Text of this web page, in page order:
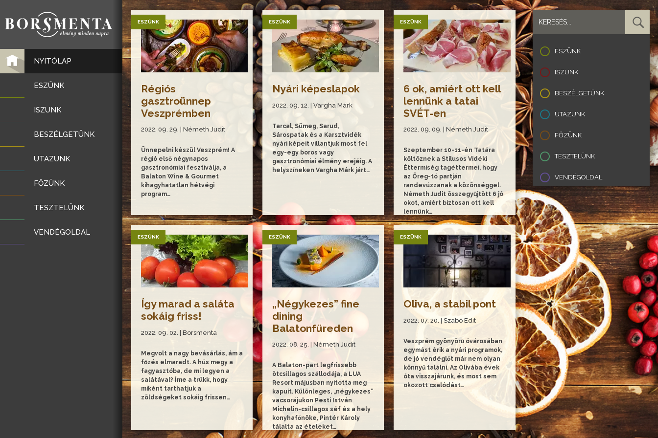
NYITÓLAP
ESZÜNK
ISZUNK
BESZÉLGETÜNK
UTAZUNK
FŐZÜNK
TESZTELÜNK
VENDÉGOLDAL
ESZÜNK
Régiós
gasztroünnep
Veszprémben
2022. 09. 29. | Németh Judit
Ünnepelni készül Veszprém! A
régió első négynapos
gasztronómiai fesztiválja, a
Balaton Wine & Gourmet
kihagyhatatlan hétvégi
program…
ESZÜNK
Nyári képeslapok
2022. 09. 12. | Vargha Márk
Tarcal, Sümeg, Sarud,
Sárospatak és a Karsztvidék
nyári képeit villantjuk most fel
egy-egy boros vagy
gasztronómiai élmény erejéig. A
helyszíneken Vargha Márk járt…
ESZÜNK
6 ok, amiért ott kell
lennünk a tatai
SVÉT-en
2022. 09. 09. | Németh Judit
Szeptember 10-11-én Tatára
költöznek a Stílusos Vidéki
Éttermiség tagéttermei, hogy
az Öreg-tó partján
randevúzzanak a közönséggel.
Németh Judit összegyűjtött 6 jó
okot, amiért biztosan ott kell
lennünk…
ESZÜNK
Így marad a saláta
sokáig friss!
2022. 09. 02. | Borsmenta
Megvolt a nagy bevásárlás, ám a
főzés elmaradt. A hús megy a
fagyasztóba, de mi legyen a
salátával? Íme a trükk, hogy
miként tarthatjuk a
zöldségeket sokáig frissen…
ESZÜNK
„Négykezes” fine
dining
Balatonfüreden
2022. 08. 25. | Németh Judit
A Balaton-part legfrissebb
ötcsillagos szállodája, a LUA
Resort májusban nyitotta meg
kapuit. Különleges, „négykezes”
vacsorájukon Pesti István
Michelin-csillagos séf és a hely
konyhafőnöke, Pintér Károly
tálalta az ételeket…
ESZÜNK
Oliva, a stabil pont
2022. 07. 20. | Szabó Edit
Veszprém gyönyörű óvárosában
egymást érik a nyári programok,
de jó vendéglőt már nem olyan
könnyű találni. Az Olivába évek
óta visszajárunk, és most sem
okozott csalódást…
ESZÜNK
ISZUNK
BESZÉLGETÜNK
UTAZUNK
FŐZÜNK
TESZTELÜNK
VENDÉGOLDAL